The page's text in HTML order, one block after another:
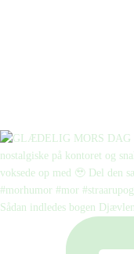
Sådan indledes bogen